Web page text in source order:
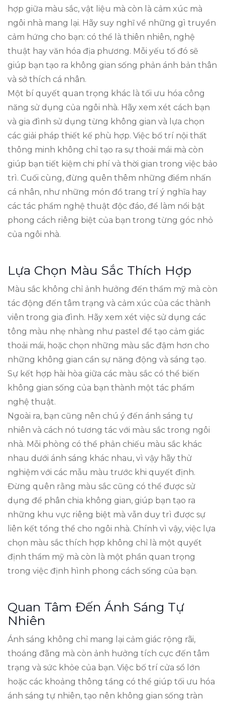
hợp giữa màu sắc, vật liệu mà còn là cảm xúc mà
ngôi nhà mang lại. Hãy suy nghĩ về những gì truyền
cảm hứng cho bạn: có thể là thiên nhiên, nghệ
thuật hay văn hóa địa phương. Mỗi yếu tố đó sẽ
giúp bạn tạo ra không gian sống phản ánh bản thân
và sở thích cá nhân.
Một bí quyết quan trọng khác là tối ưu hóa công
năng sử dụng của ngôi nhà. Hãy xem xét cách bạn
và gia đình sử dụng từng không gian và lựa chọn
các giải pháp thiết kế phù hợp. Việc bố trí nội thất
thông minh không chỉ tạo ra sự thoải mái mà còn
giúp bạn tiết kiệm chi phí và thời gian trong việc bảo
trì. Cuối cùng, đừng quên thêm những điểm nhấn
cá nhân, như những món đồ trang trí ý nghĩa hay
các tác phẩm nghệ thuật độc đáo, để làm nổi bật
phong cách riêng biệt của bạn trong từng góc nhỏ
của ngôi nhà.
Lựa Chọn Màu Sắc Thích Hợp
Màu sắc không chỉ ảnh hưởng đến thẩm mỹ mà còn
tác động đến tâm trạng và cảm xúc của các thành
viên trong gia đình. Hãy xem xét việc sử dụng các
tông màu nhẹ nhàng như pastel để tạo cảm giác
thoải mái, hoặc chọn những màu sắc đậm hơn cho
những không gian cần sự năng động và sáng tạo.
Sự kết hợp hài hòa giữa các màu sắc có thể biến
không gian sống của bạn thành một tác phẩm
nghệ thuật.
Ngoài ra, bạn cũng nên chú ý đến ánh sáng tự
nhiên và cách nó tương tác với màu sắc trong ngôi
nhà. Mỗi phòng có thể phản chiếu màu sắc khác
nhau dưới ánh sáng khác nhau, vì vậy hãy thử
nghiệm với các mẫu màu trước khi quyết định.
Đừng quên rằng màu sắc cũng có thể được sử
dụng để phân chia không gian, giúp bạn tạo ra
những khu vực riêng biệt mà vẫn duy trì được sự
liên kết tổng thể cho ngôi nhà. Chính vì vậy, việc lựa
chọn màu sắc thích hợp không chỉ là một quyết
định thẩm mỹ mà còn là một phần quan trọng
trong việc định hình phong cách sống của bạn.
Quan Tâm Đến Ánh Sáng Tự
Nhiên
Ánh sáng không chỉ mang lại cảm giác rộng rãi,
thoáng đãng mà còn ảnh hưởng tích cực đến tâm
trạng và sức khỏe của bạn. Việc bố trí cửa sổ lớn
hoặc các khoảng thông tầng có thể giúp tối ưu hóa
ánh sáng tự nhiên, tạo nên không gian sống tràn